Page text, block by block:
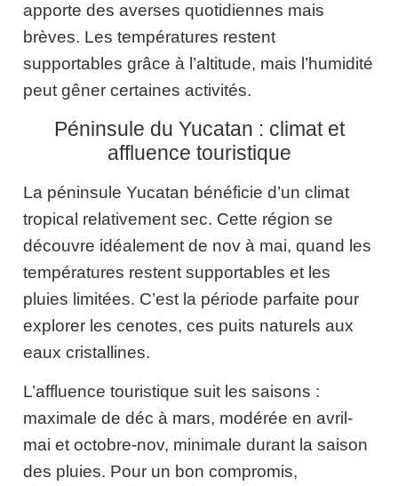
apporte des averses quotidiennes mais
brèves. Les températures restent
supportables grâce à l’altitude, mais l’humidité
peut gêner certaines activités.
Péninsule du Yucatan : climat et
affluence touristique
La péninsule Yucatan bénéficie d’un climat
tropical relativement sec. Cette région se
découvre idéalement de nov à mai, quand les
températures restent supportables et les
pluies limitées. C’est la période parfaite pour
explorer les cenotes, ces puits naturels aux
eaux cristallines.
L’affluence touristique suit les saisons :
maximale de déc à mars, modérée en avril-
mai et octobre-nov, minimale durant la saison
des pluies. Pour un bon compromis,